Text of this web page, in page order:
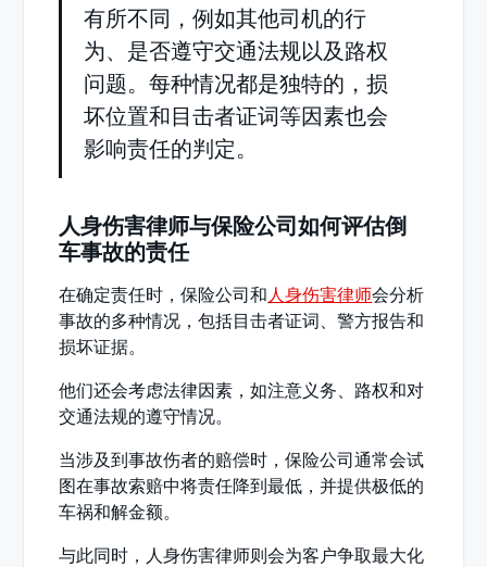
有所不同，例如其他司机的行
为、是否遵守交通法规以及路权
问题。每种情况都是独特的，损
坏位置和目击者证词等因素也会
影响责任的判定。
人身伤害律师与保险公司如何评估倒
车事故的责任
在确定责任时，保险公司和 人身伤害律师会分析
事故的多种情况，包括目击者证词、警方报告和
损坏证据。
他们还会考虑法律因素，如注意义务、路权和对
交通法规的遵守情况。
当涉及到事故伤者的赔偿时，保险公司通常会试
图在事故索赔中将责任降到最低，并提供极低的
车祸和解金额。
与此同时，人身伤害律师则会为客户争取最大化